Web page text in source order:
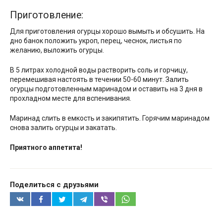
Приготовление:
Для приготовления огурцы хорошо вымыть и обсушить. На
дно банок положить укроп, перец, чеснок, листья по
желанию, выложить огурцы.
В 5 литрах холодной воды растворить соль и горчицу,
перемешивая настоять в течении 50-60 минут. Залить
огурцы подготовленным маринадом и оставить на 3 дня в
прохладном месте для вспенивания.
Маринад слить в емкость и закипятить. Горячим маринадом
снова залить огурцы и закатать.
Приятного аппетита!
Поделиться с друзьями